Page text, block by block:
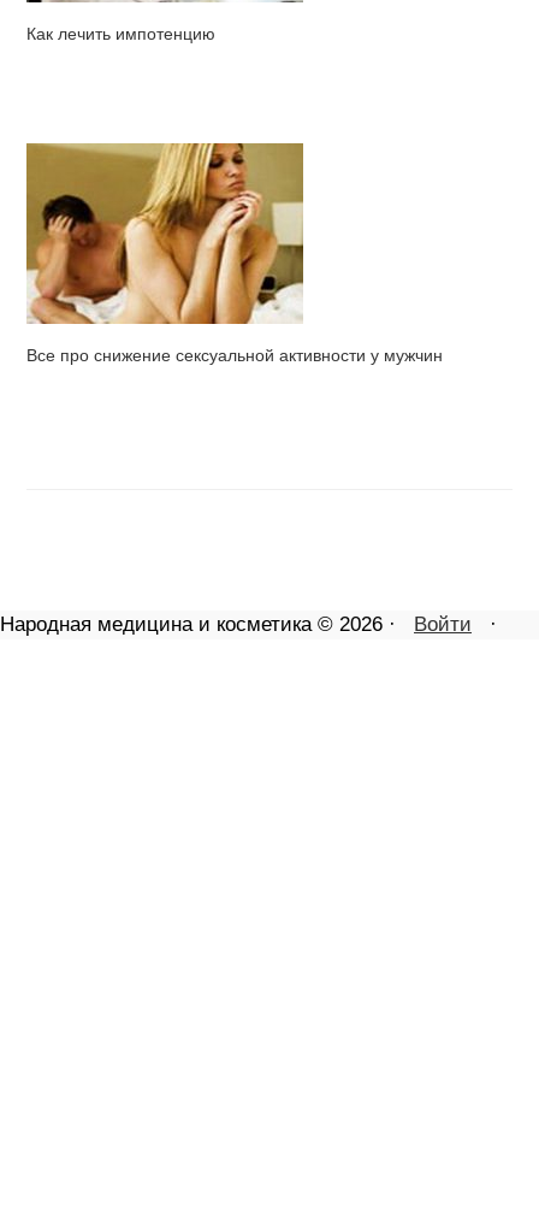
Как лечить импотенцию
Все про снижение сексуальной активности у мужчин
Народная медицина и косметика © 2026 · Войти ·